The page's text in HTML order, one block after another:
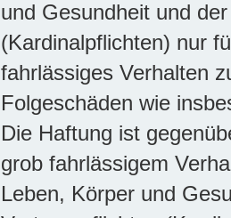
und Gesundheit und
(Kardinalpflichten) nur
fahrlässiges Verhalten
Folgeschäden wie
Die Haftung ist
grob fahrlässigem
Leben, Körper und